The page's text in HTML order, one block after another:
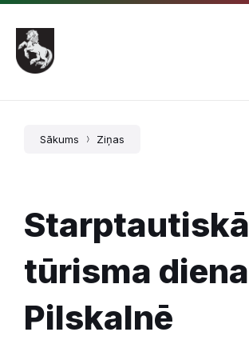
Pāriet
saturu
Skip
main
navigation
Skip
footer
Sākums Ziņas
Starptautiskā
tūrisma diena
Pilskalnē